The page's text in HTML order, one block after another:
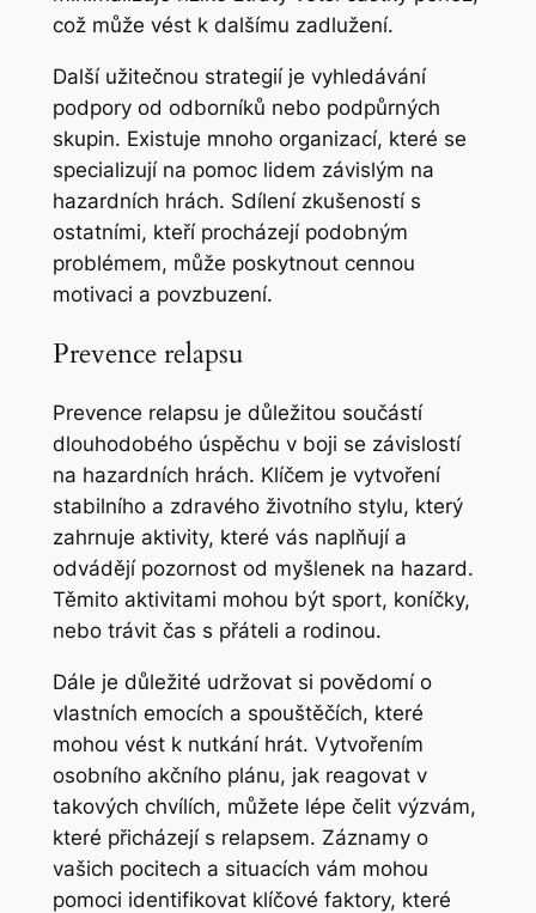
což může vést k dalšímu zadlužení.
Další užitečnou strategií je vyhledávání
podpory od odborníků nebo podpůrných
skupin. Existuje mnoho organizací, které se
specializují na pomoc lidem závislým na
hazardních hrách. Sdílení zkušeností s
ostatními, kteří procházejí podobným
problémem, může poskytnout cennou
motivaci a povzbuzení.
Prevence relapsu
Prevence relapsu je důležitou součástí
dlouhodobého úspěchu v boji se závislostí
na hazardních hrách. Klíčem je vytvoření
stabilního a zdravého životního stylu, který
zahrnuje aktivity, které vás naplňují a
odvádějí pozornost od myšlenek na hazard.
Těmito aktivitami mohou být sport, koníčky,
nebo trávit čas s přáteli a rodinou.
Dále je důležité udržovat si povědomí o
vlastních emocích a spouštěčích, které
mohou vést k nutkání hrát. Vytvořením
osobního akčního plánu, jak reagovat v
takových chvílích, můžete lépe čelit výzvám,
které přicházejí s relapsem. Záznamy o
vašich pocitech a situacích vám mohou
pomoci identifikovat klíčové faktory, které